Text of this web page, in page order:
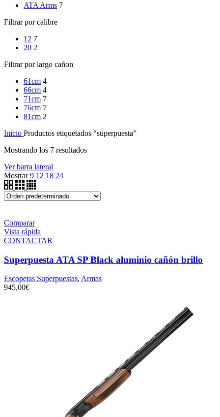
ATA Arms 7
Filtrar por calibre
12 7
20 2
Filtrar por largo cañon
61cm 4
66cm 4
71cm 7
76cm 7
81cm 2
Inicio Productos etiquetados “superpuesta”
Mostrando los 7 resultados
Ver barra lateral
Mostrar9 12 18 24
Comparar
Vista rápida
CONTACTAR
Superpuesta ATA SP Black aluminio cañón brillo
Escopetas Superpuestas, Armas
945,00€